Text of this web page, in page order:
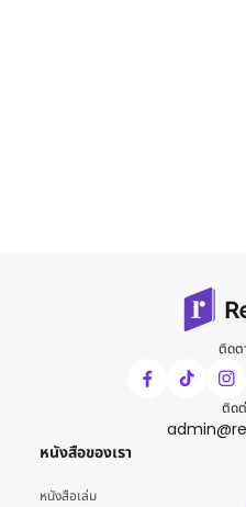
ติดต
ติดต่
หนังสือของเรา
หนังสือเล่ม